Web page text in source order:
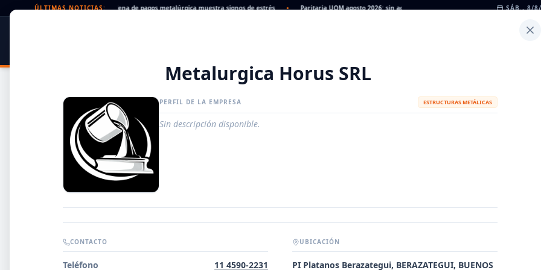
ÚLTIMAS NOTICIAS:
rechazados en alza: la cadena de pagos metalúrgica muestra signos de estrés • Paritaria UOM agosto 2026: sin acuerdo, siguen vigentes los valores de abril •
SÁB., 8/
DISTRIBUIDORES METALÚRGICAS FABRICANTES
Metalurgica Horus SRL
PERFIL DE LA EMPRESA ESTRUCTURAS METÁLICAS
Sin descripción disponible.
CONTACTO
Teléfono
11 4590-2231
UBICACIÓN
PI Platanos Berazategui, BERAZATEGUI, BUENOS